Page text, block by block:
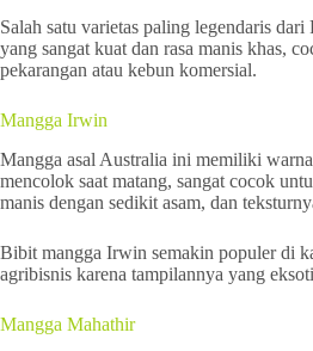
Salah satu varietas paling legendaris
yang sangat kuat dan rasa manis khas,
pekarangan atau kebun komersial.
Mangga Irwin
Mangga asal Australia ini memiliki
mencolok saat matang, sangat cocok
manis dengan sedikit asam, dan
Bibit mangga Irwin semakin populer di
agribisnis karena tampilannya yang
Mangga Mahathir